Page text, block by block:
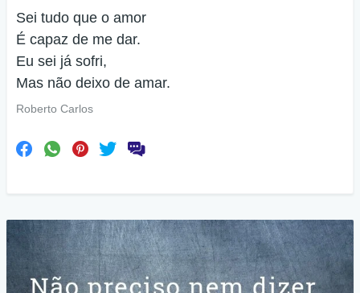
Sei tudo que o amor
É capaz de me dar.
Eu sei já sofri,
Mas não deixo de amar.
Roberto Carlos